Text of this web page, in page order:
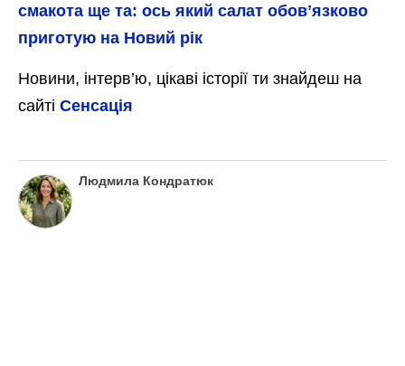
смакота ще та: ось який салат обовʼязково
приготую на Новий рік
Новини, інтерв’ю, цікаві історії ти знайдеш на
сайті Сенсація
Людмила Кондратюк